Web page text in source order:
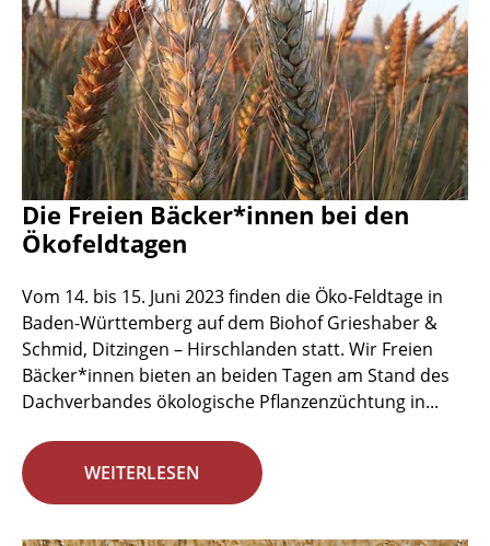
Die Freien Bäcker*innen bei den
Ökofeldtagen
Vom 14. bis 15. Juni 2023 finden die Öko-Feldtage in
Baden-Württemberg auf dem Biohof Grieshaber &
Schmid, Ditzingen – Hirschlanden statt. Wir Freien
Bäcker*innen bieten an beiden Tagen am Stand des
Dachverbandes ökologische Pflanzenzüchtung in...
WEITERLESEN